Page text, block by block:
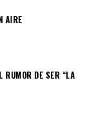
AIRE
RUMOR DE SER “LA